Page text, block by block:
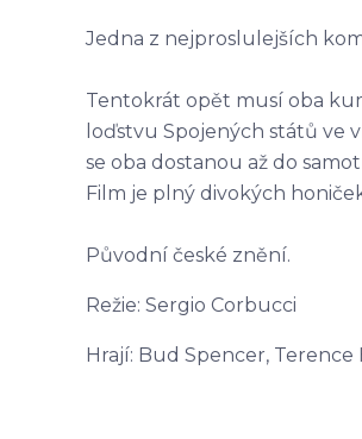
Jedna z nejproslulejších
Tentokrát opět musí oba
loďstvu Spojených států ve
se oba dostanou až do
Film je plný divokých
Původní české znění.
Režie: Sergio Corbucci
Hrají: Bud Spencer, Terence